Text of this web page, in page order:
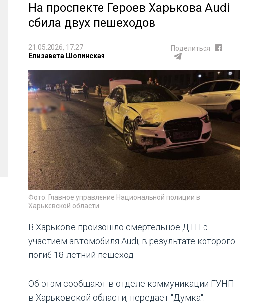
На проспекте Героев Харькова Audi
сбила двух пешеходов
21.05.2026, 17:27
Елизавета Шопинская
Поделиться
Фото: Главное управление Национальной полиции в
Харьковской области
В Харькове произошло смертельное ДТП с
участием автомобиля Audi, в результате которого
погиб 18-летний пешеход
Об этом сообщают в отделе коммуникации ГУНП
в Харьковской области, передает "Думка".